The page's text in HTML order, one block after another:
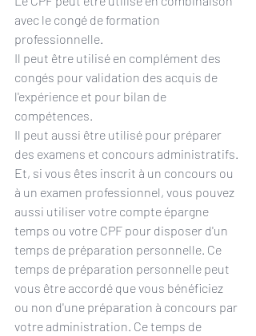
avec le congé de formation
professionnelle.
Il peut être utilisé en complément des
congés pour validation des acquis de
l'expérience et pour bilan de
compétences.
Il peut aussi être utilisé pour préparer
des examens et concours administratifs.
Et, si vous êtes inscrit à un concours ou
à un examen professionnel, vous pouvez
aussi utiliser votre compte épargne
temps ou votre CPF pour disposer d'un
temps de préparation personnelle. Ce
temps de préparation personnelle peut
vous être accordé que vous bénéficiez
ou non d'une préparation à concours par
votre administration. Ce temps de